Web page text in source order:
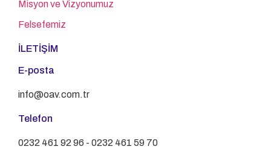
Misyon ve Vizyonumuz
Felsefemiz
İLETİŞİM
E-posta
info@oav.com.tr
Telefon
0232 461 92 96 - 0232 461 59 70